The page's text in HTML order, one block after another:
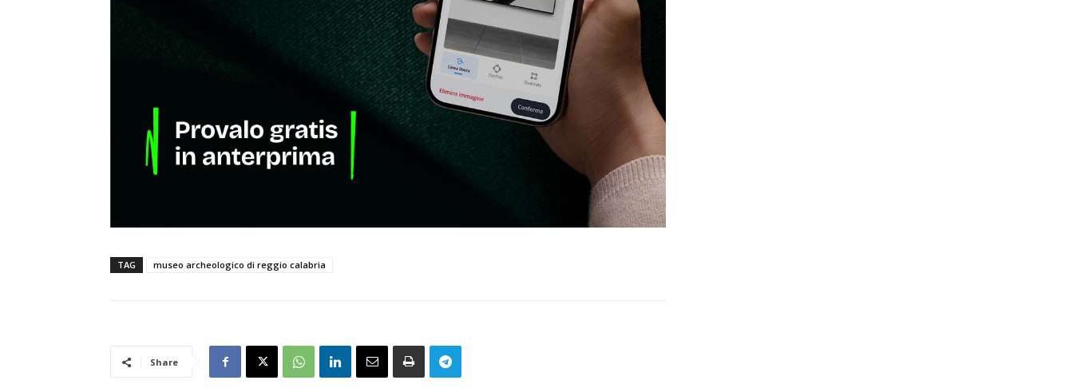
TAG museo archeologico di reggio calabria
Share